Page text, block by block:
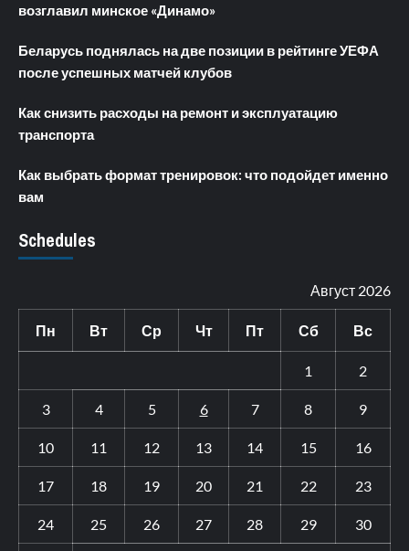
возглавил минское «Динамо»
Беларусь поднялась на две позиции в рейтинге УЕФА
после успешных матчей клубов
Как снизить расходы на ремонт и эксплуатацию
транспорта
Как выбрать формат тренировок: что подойдет именно
вам
Schedules
Август 2026
Пн Вт Ср Чт Пт Сб Вс
1 2
3 4 5 6 7 8 9
10 11 12 13 14 15 16
17 18 19 20 21 22 23
24 25 26 27 28 29 30